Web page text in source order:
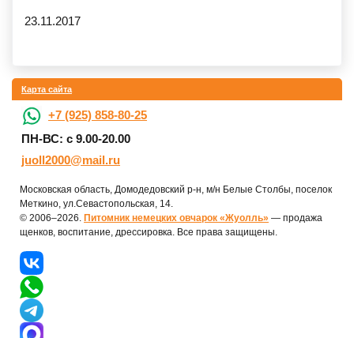
23.11.2017
Карта сайта
+7 (925) 858-80-25
ПН-ВС: с 9.00-20.00
juoll2000@mail.ru
Московская область, Домодедовский р-н, м/н Белые Столбы, поселок
Меткино, ул.Севастопольская, 14.
© 2006–2026. Питомник немецких овчарок «Жуолль» — продажа
щенков, воспитание, дрессировка. Все права защищены.